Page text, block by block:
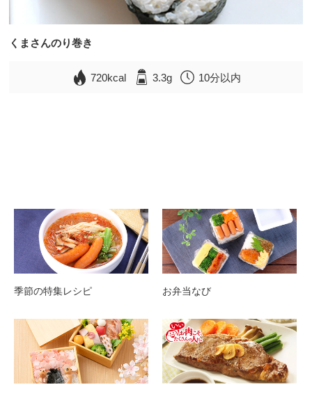
くまさんのり巻き
720kcal 3.3g 10分以内
季節の特集レシピ お弁当なび